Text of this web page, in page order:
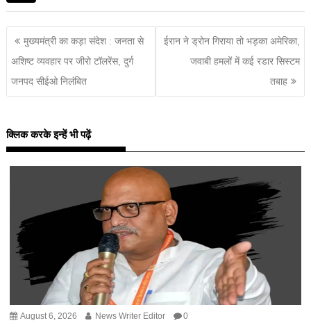
मुख्यमंत्री का कड़ा संदेश : जनता से
अशिष्ट व्यवहार पर जीरो टॉलरेंस, दुर्ग
जनपद सीईओ निलंबित
ईरान ने ड्रोन गिराया तो भड़का अमेरिका,
जवाबी हमलों में कई रडार सिस्टम
तबाह
क्लिक करके इन्हें भी पढ़ें
August 6, 2026 News Writer Editor 0